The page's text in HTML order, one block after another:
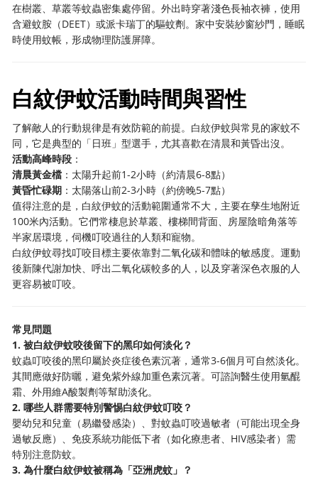
在樹叢、草叢等蚊蟲密集處停留。外出時穿著淺色長袖衣褲，使用
含避蚊胺（DEET）或派卡瑞丁的驅蚊劑。家中安裝紗窗紗門，睡眠
時使用蚊帳，形成物理防護屏障。
白紋伊蚊活動時間與習性
了解敵人的行動規律是有效防範的前提。白紋伊蚊與常見的家蚊不
同，它是典型的「日班」型選手，尤其喜歡在清晨和黃昏出沒。
活動高峰時段 ：
清晨黃金檔 ：太陽升起前1-2小時（約清晨6-8點）
黃昏忙碌期 ：太陽落山前2-3小時（約傍晚5-7點）
值得注意的是，白紋伊蚊的活動範圍通常不大，主要在孳生地附近
100米內活動。它們常棲息於草叢、樓梯間背面、房屋陰暗角落等
半家居環境，伺機叮咬過往的人類和寵物。
白紋伊蚊尋找叮咬目標主要依靠對二氧化碳和體味的敏感度。運動
後新陳代謝加快、呼出二氧化碳較多的人，以及穿著深色衣服的人
更容易被叮咬。
常見問題
1. 被白紋伊蚊咬後留下的黑印如何淡化？
蚊蟲叮咬後的黑印屬於炎症後色素沉著，通常3-6個月可自然淡化。
其間應做好防曬，避免紫外線加重色素沉著。可諮詢醫生使用氫醌
霜、外用維A酸製劑等幫助淡化。
2. 哪些人群需要特別警惕白紋伊蚊叮咬？
嬰幼兒和兒童（易繼發感染）、對蚊蟲叮咬過敏者（可能出現全身
過敏反應）、免疫系統功能低下者（如化療患者、HIV感染者）需
特別注意防蚊。
3. 為什麼白紋伊蚊被稱為「亞洲虎蚊」？